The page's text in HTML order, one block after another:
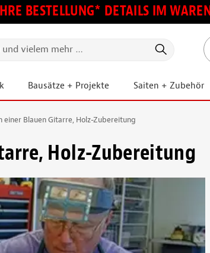
BESTELLUNG* DETAILS IM
Bausätze + Projekte Saiten + Zubehör
einer Blauen Gitarre, Holz-Zubereitung
Holz-Zubereitung